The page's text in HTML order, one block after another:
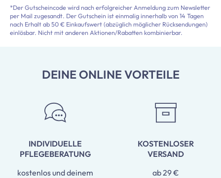
*Der Gutscheincode wird nach erfolgreicher Anmeldung zum Newsletter
per Mail zugesandt. Der Gutschein ist einmalig innerhalb von 14 Tagen
nach Erhalt ab 50 € Einkaufswert (abzüglich möglicher Rücksendungen)
einlösbar. Nicht mit anderen Aktionen/Rabatten kombinierbar.
DEINE ONLINE VORTEILE
INDIVIDUELLE
PFLEGEBERATUNG
kostenlos und deinem
KOSTENLOSER
VERSAND
ab 29 €